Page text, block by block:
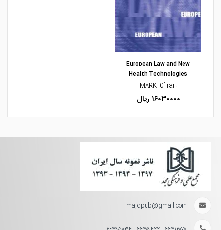
European Law and New
Health Technologies
،MARK l0flrar
۱۶۰۳۰۰۰۰ ریال
majdpub@gmail.com